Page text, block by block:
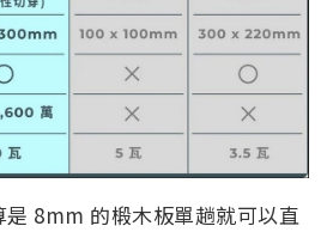
是 8mm 的椴木板單趟就可以直